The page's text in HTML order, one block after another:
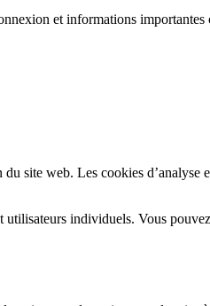
et informations
site web. Les cookies d’analyse
utilisateurs individuels. Vous